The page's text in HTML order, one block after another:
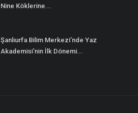
Nine Köklerine...
Şanlıurfa Bilim Merkezi’nde Yaz
Akademisi’nin İlk Dönemi...